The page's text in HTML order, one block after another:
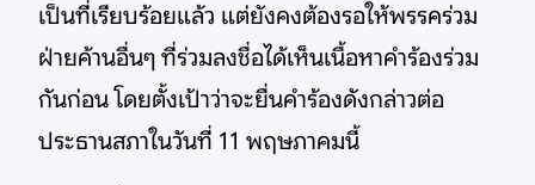
เป็นที่เรียบร้อยแล้ว แต่ยังคงต้องรอให้พรรคร่วม
ฝ่ายค้านอื่นๆ ที่ร่วมลงชื่อได้เห็นเนื้อหาคำร้องร่วม
กันก่อน โดยตั้งเป้าว่าจะยื่นคำร้องดังกล่าวต่อ
ประธานสภาในวันที่ 11 พฤษภาคมนี้